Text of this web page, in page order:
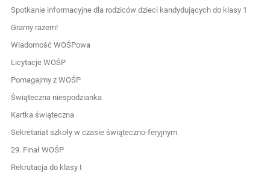
Spotkanie informacyjne dla rodziców dzieci kandydujących do klasy 1
Gramy razem!
Wiadomość WOŚPowa
Licytacje WOŚP
Pomagajmy z WOŚP
Świąteczna niespodzianka
Kartka świąteczna
Sekretariat szkoły w czasie świąteczno-feryjnym
29. Finał WOŚP
Rekrutacja do klasy I